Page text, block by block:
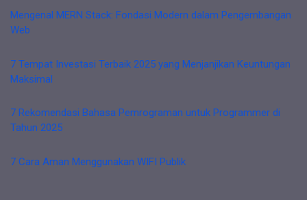
Mengenal MERN Stack: Fondasi Modern dalam Pengembangan
Web
7 Tempat Investasi Terbaik 2025 yang Menjanjikan Keuntungan
Maksimal
7 Rekomendasi Bahasa Pemrograman untuk Programmer di
Tahun 2025
7 Cara Aman Menggunakan WIFI Publik